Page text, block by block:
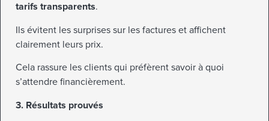
tarifs transparents.
Ils évitent les surprises sur les factures et affichent
clairement leurs prix.
Cela rassure les clients qui préfèrent savoir à quoi
s’attendre financièrement.
3. Résultats prouvés